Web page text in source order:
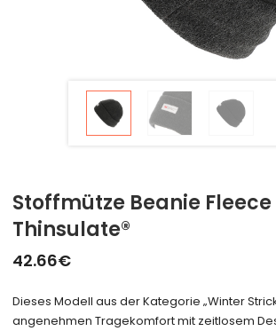
Stoffmütze Beanie Fleece
Thinsulate®
42.66€
Dieses Modell aus der Kategorie „Winter
angenehmen Tragekomfort mit zeitlosem